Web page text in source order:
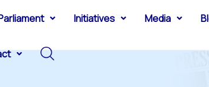
Initiatives Media